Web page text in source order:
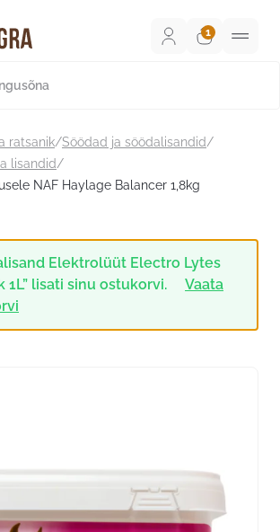
ratsanik/Söödad ja söödalisandid/
lisandid/
NAF Haylage Balancer 1,8kg
Elektrolüüt Electro Lytes
1L” lisati sinu ostukorvi.
Vaata